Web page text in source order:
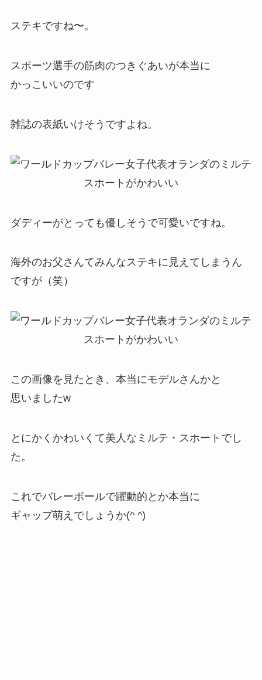
ステキですね〜。
スポーツ選手の筋肉のつきぐあいが本当に
かっこいいのです
雑誌の表紙いけそうですよね。
ダディーがとっても優しそうで可愛いですね。
海外のお父さんてみんなステキに見えてしまうん
ですが（笑）
この画像を見たとき、本当にモデルさんかと
思いましたw
とにかくかわいくて美人なミルテ・スホートでし
た。
これでバレーボールで躍動的とか本当に
ギャップ萌えでしょうか(^ ^)